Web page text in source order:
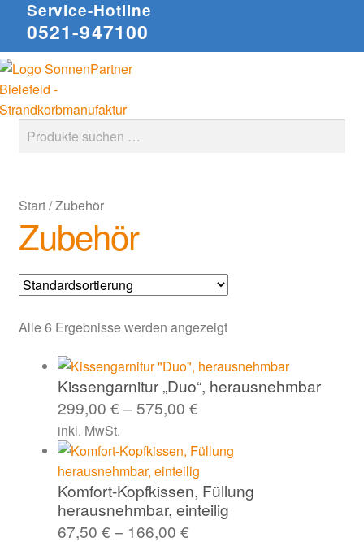
Service-Hotline
0521-947100
Zur
Navigation
springen
Zum
Inhalt
springen
Suche
Suchen
Start/Zubehör
Zubehör
Alle 6 Ergebnisse werden angezeigt
Kissengarnitur „Duo“, herausnehmbar
299,00 €– 575,00 €
inkl. MwSt.
Komfort-Kopfkissen, Füllung
herausnehmbar, einteilig
67,50 €– 166,00 €